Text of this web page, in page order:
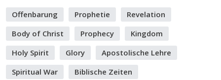
Offenbarung Prophetie
Revelation
Body of Christ
Prophecy
Kingdom
Holy Spirit
Glory
Apostolische Lehre
Spiritual War
Biblische Zeiten